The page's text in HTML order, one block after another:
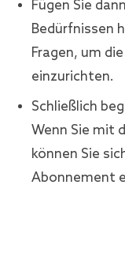
Fügen Sie
Bedürfnissen
Fragen, um
einzurichten.
Schließlich
Wenn Sie mit
können Sie
Abonnement